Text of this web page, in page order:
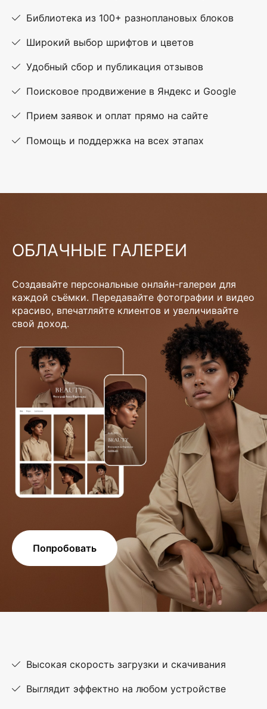
Библиотека из 100+ разноплановых блоков
Широкий выбор шрифтов и цветов
Удобный сбор и публикация отзывов
Поисковое продвижение в Яндекс и Google
Прием заявок и оплат прямо на сайте
Помощь и поддержка на всех этапах
ОБЛАЧНЫЕ ГАЛЕРЕИ
Создавайте персональные онлайн-галереи для
каждой съёмки. Передавайте фотографии и видео
красиво, впечатляйте клиентов и увеличивайте
свой доход.
Попробовать
Высокая скорость загрузки и скачивания
Выглядит эффектно на любом устройстве